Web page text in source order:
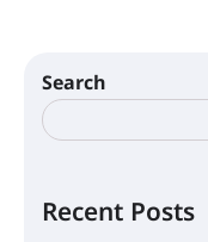
Search
Recent Posts